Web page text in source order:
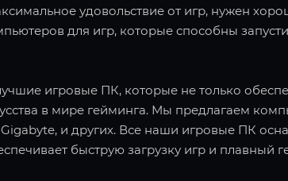
удовольствие от игр, нужен
для игр, которые способны
игровые ПК, которые не только
в мире гейминга. Мы предлагаем
Gigabyte, и других. Все наши игровые ПК
быструю загрузку игр и плавный